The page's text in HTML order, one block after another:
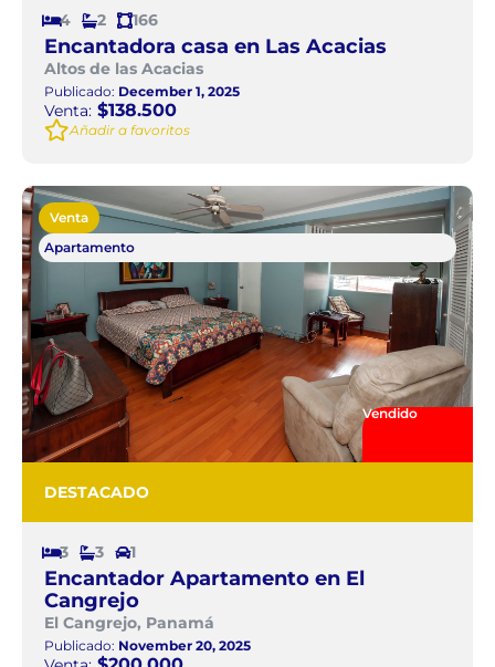
4 2 166
Encantadora casa en Las Acacias
Altos de las Acacias
Publicado: December 1, 2025
Venta: $138.500
Añadir a favoritos
Venta
Apartamento
Vendido
DESTACADO
3 3 1
Encantador Apartamento en El
Cangrejo
El Cangrejo, Panamá
Publicado: November 20, 2025